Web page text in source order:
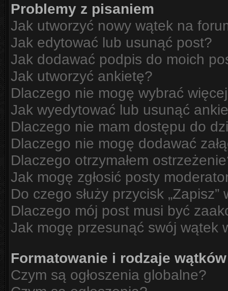
Problemy z pisaniem
Jak utworzyć nowy wątek na
Jak edytować lub usunąć post?
Jak dodawać podpis do moich
Jak utworzyć ankietę?
Dlaczego nie mogę wybrać
Jak wyedytować lub usunąć
Dlaczego nie mam dostępu do
Dlaczego nie mogę dodawać
Dlaczego otrzymałem
Jak mogę zgłosić posty
Do czego służy przycisk
Dlaczego mój post musi być
Jak mogę przesunąć swój wątek
Formatowanie i rodzaje wątków
Czym są ogłoszenia globalne?